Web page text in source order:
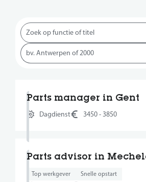
Parts manager in Gent
Dagdienst 3450 - 3850
Parts advisor in
Top werkgever Snelle opstart